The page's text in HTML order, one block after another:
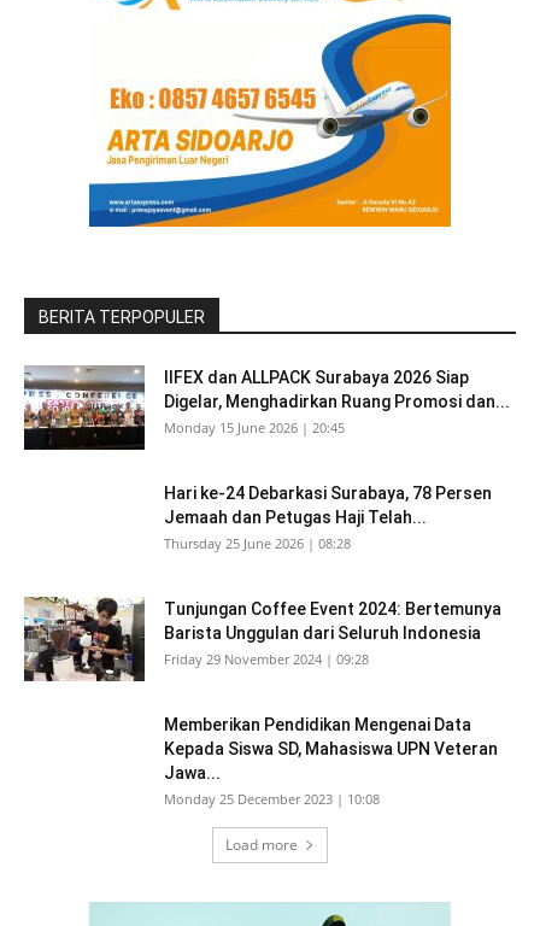
BERITA TERPOPULER
IIFEX dan ALLPACK Surabaya 2026 Siap
Digelar, Menghadirkan Ruang Promosi dan...
Monday 15 June 2026 | 20:45
Hari ke-24 Debarkasi Surabaya, 78 Persen
Jemaah dan Petugas Haji Telah...
Thursday 25 June 2026 | 08:28
Tunjungan Coffee Event 2024: Bertemunya
Barista Unggulan dari Seluruh Indonesia
Friday 29 November 2024 | 09:28
Memberikan Pendidikan Mengenai Data
Kepada Siswa SD, Mahasiswa UPN Veteran
Jawa...
Monday 25 December 2023 | 10:08
Load more